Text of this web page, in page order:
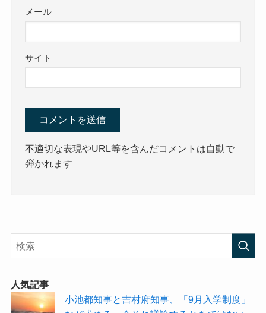
メール
サイト
不適切な表現やURL等を含んだコメントは自動で
弾かれます
人気記事
小池都知事と吉村府知事、「9月入学制度」